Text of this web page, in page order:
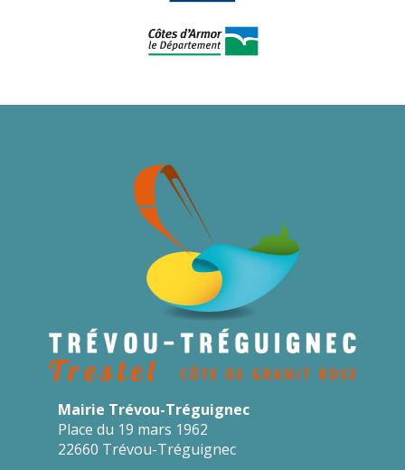
Mairie Trévou-Tréguignec
Place du 19 mars 1962
22660 Trévou-Tréguignec